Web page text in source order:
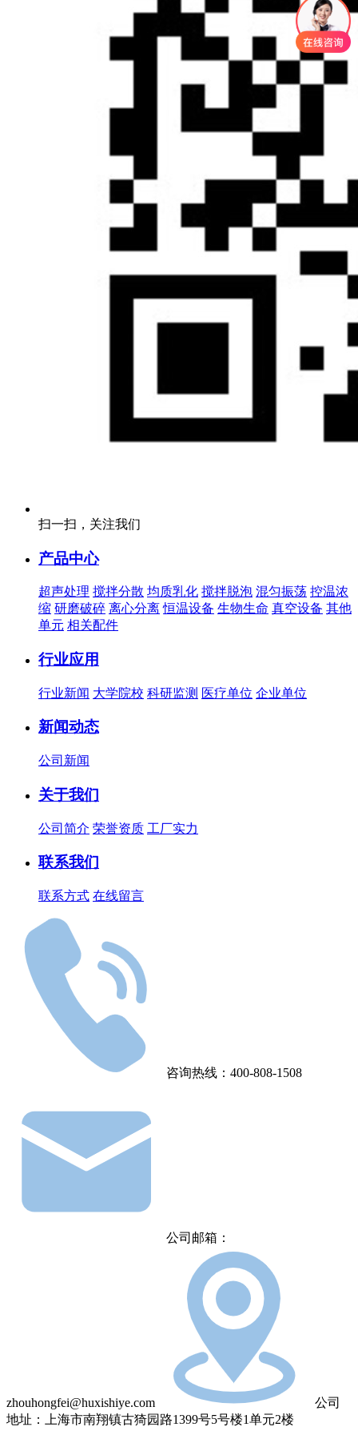
扫一扫，关注我们
产品中心
超声处理 搅拌分散 均质乳化 搅拌脱泡 混匀振荡 控温浓
缩 研磨破碎 离心分离 恒温设备 生物生命 真空设备 其他
单元 相关配件
行业应用
行业新闻 大学院校 科研监测 医疗单位 企业单位
新闻动态
公司新闻
关于我们
公司简介 荣誉资质 工厂实力
联系我们
联系方式 在线留言
咨询热线：400-808-1508
公司邮箱：
zhouhongfei@huxishiye.com
公司
地址：上海市南翔镇古猗园路1399号5号楼1单元2楼